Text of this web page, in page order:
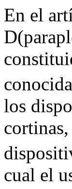
En el
los
cual el